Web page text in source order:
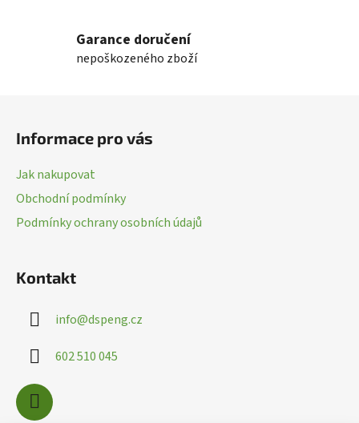
Garance doručení
nepoškozeného zboží
Informace pro vás
Jak nakupovat
Obchodní podmínky
Podmínky ochrany osobních údajů
Kontakt
info@dspeng.cz
602 510 045